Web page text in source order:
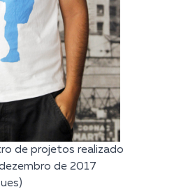
de projetos realizado
de 2017